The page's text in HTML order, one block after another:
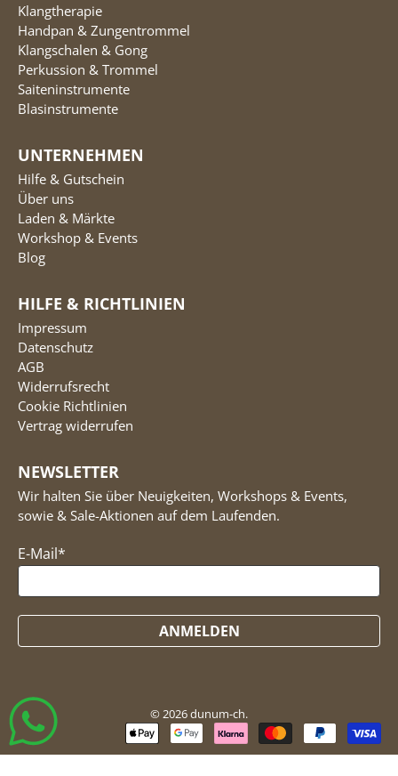
Klangtherapie
Handpan & Zungentrommel
Klangschalen & Gong
Perkussion & Trommel
Saiteninstrumente
Blasinstrumente
UNTERNEHMEN
Hilfe & Gutschein
Über uns
Laden & Märkte
Workshop & Events
Blog
HILFE & RICHTLINIEN
Impressum
Datenschutz
AGB
Widerrufsrecht
Cookie Richtlinien
Vertrag widerrufen
NEWSLETTER
Wir halten Sie über Neuigkeiten, Workshops & Events,
sowie & Sale-Aktionen auf dem Laufenden.
E-Mail*
ANMELDEN
© 2026dunum-ch.